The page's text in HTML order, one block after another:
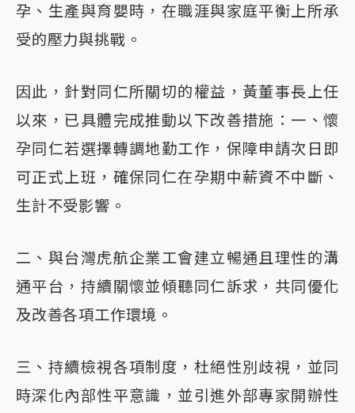
孕、生產與育嬰時，在職涯與家庭平衡上所承
受的壓力與挑戰。
因此，針對同仁所關切的權益，黃董事長上任
以來，已具體完成推動以下改善措施：一、懷
孕同仁若選擇轉調地勤工作，保障申請次日即
可正式上班，確保同仁在孕期中薪資不中斷、
生計不受影響。
二、與台灣虎航企業工會建立暢通且理性的溝
通平台，持續關懷並傾聽同仁訴求，共同優化
及改善各項工作環境。
三、持續檢視各項制度，杜絕性別歧視，並同
時深化內部性平意識，並引進外部專家開辦性